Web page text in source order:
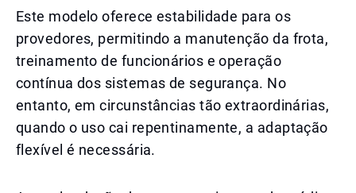
Este modelo oferece estabilidade para os
provedores, permitindo a manutenção da frota,
treinamento de funcionários e operação
contínua dos sistemas de segurança. No
entanto, em circunstâncias tão extraordinárias,
quando o uso cai repentinamente, a adaptação
flexível é necessária.